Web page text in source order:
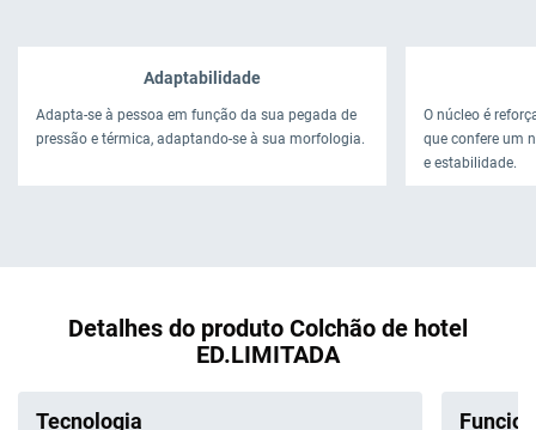
Adaptabilidade
Adapta-se à pessoa em função da sua pegada de
pressão e térmica, adaptando-se à sua morfologia.
O núcleo é
que confere um
e estabilidade.
Detalhes do produto Colchão de hotel
ED.LIMITADA
Tecnologia